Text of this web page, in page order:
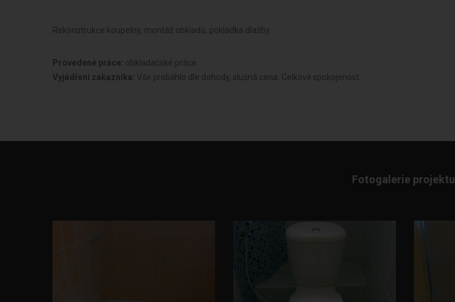
Rekonstrukce koupelny, montáž obkladů, pokládka dlažby.
Provedené práce: obkladačské práce
Vyjádření zákazníka: Vše proběhlo dle dohody, slušná cena. Celkově spokojenost.
Fotogalerie projektu